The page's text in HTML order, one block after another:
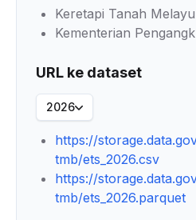
Keretapi Tanah
Kementerian
URL ke dataset
2026
https://
tmb/ets_2026.csv
https://
tmb/ets_2026.parquet